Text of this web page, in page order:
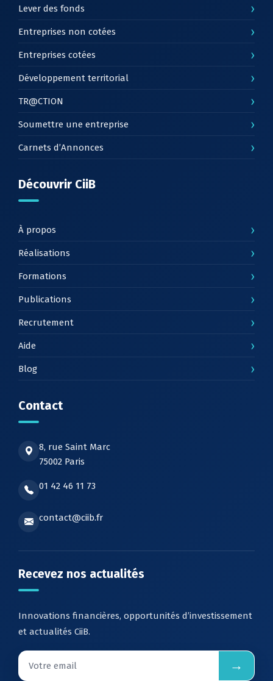
Lever des fonds ›
Entreprises non cotées ›
Entreprises cotées ›
Développement territorial ›
TR@CTION ›
Soumettre une entreprise ›
Carnets d’Annonces ›
Découvrir CiiB
À propos ›
Réalisations ›
Formations ›
Publications ›
Recrutement ›
Aide ›
Blog ›
Contact
8, rue Saint Marc
75002 Paris
01 42 46 11 73
contact@ciib.fr
Recevez nos actualités
Innovations financières, opportunités d’investissement
et actualités CiiB.
→